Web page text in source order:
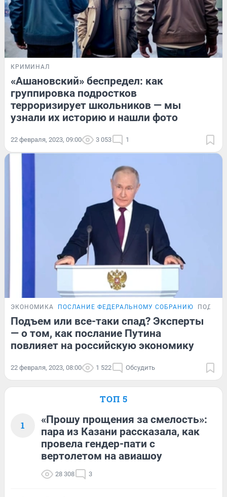
КРИМИНАЛ
«Ашановский» беспредел: как
группировка подростков
терроризирует школьников — мы
узнали их историю и нашли фото
22 февраля, 2023, 09:00 3 053 1
ЭКОНОМИКА ПОСЛАНИЕ ФЕДЕРАЛЬНОМУ СОБРАНИЮ
Подъем или все-таки спад? Эксперты
— о том, как послание Путина
повлияет на российскую экономику
22 февраля, 2023, 08:00 1 522 Обсудить
ТОП 5
1
«Прошу прощения за смелость»:
пара из Казани рассказала, как
провела гендер-пати с
вертолетом на авиашоу
28 308 3